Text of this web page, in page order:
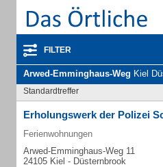
FILTER
Arwed-Emminghaus-Weg Kiel Düsternbrook - Unternehmen
Standardtreffer
Erholungswerk der Polizei
Ferienwohnungen
Arwed-Emminghaus-Weg 11
24105 Kiel - Düsternbrook